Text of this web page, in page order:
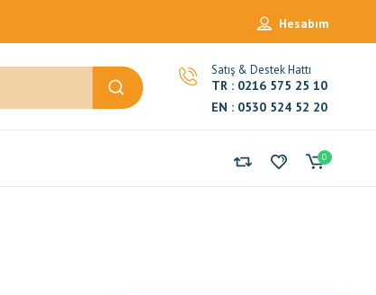
Hesabım
Satış & Destek Hattı
TR : 0216 575 25 10
EN : 0530 524 52 20
0